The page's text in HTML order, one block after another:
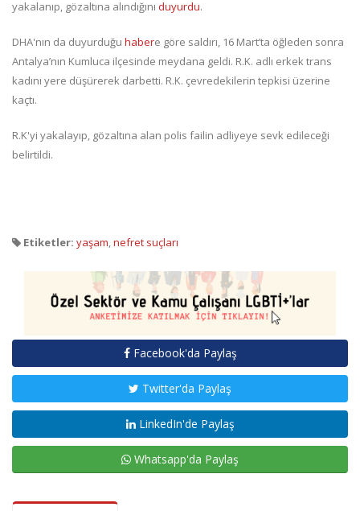
yakalanıp, gözaltına alındığını duyurdu.
DHA'nın da duyurduğu habere göre saldırı, 16 Mart’ta öğleden sonra
Antalya’nın Kumluca ilçesinde meydana geldi. R.K. adlı erkek trans
kadını yere düşürerek darbetti. R.K. çevredekilerin tepkisi üzerine
kaçtı.
R.K'yi yakalayıp, gözaltına alan polis failin adliyeye sevk edileceği
belirtildi.
Etiketler: yaşam nefret suçları
Facebook'da Paylaş
Twitter'da Paylaş
LinkedIn'de Paylaş
Whatsapp'da Paylaş